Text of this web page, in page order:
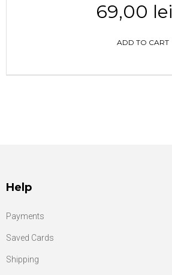
69,00 lei
ADD TO CART
Help
Payments
Saved Cards
Shipping